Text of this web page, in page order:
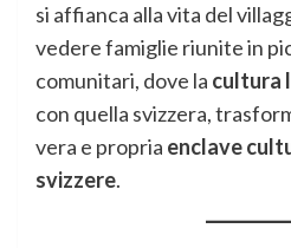
si affianca alla vita del
vedere famiglie riunite in
comunitari, dove la cultura
con quella svizzera,
vera e propria enclave
svizzere.